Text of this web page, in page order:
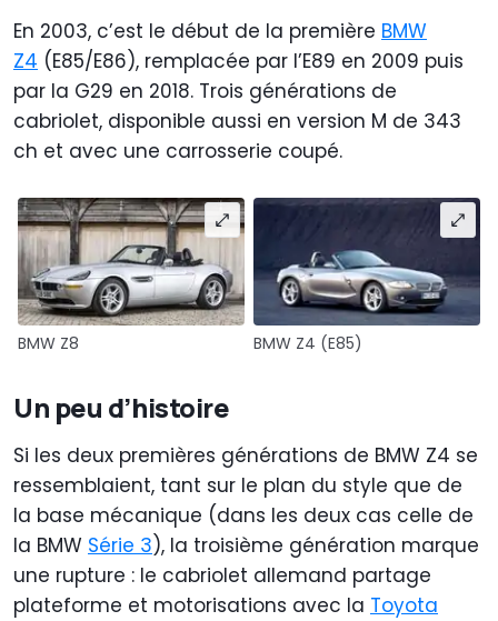
En 2003, c’est le début de la première BMW
Z4 (E85/E86), remplacée par l’E89 en 2009 puis
par la G29 en 2018. Trois générations de
cabriolet, disponible aussi en version M de 343
ch et avec une carrosserie coupé.
BMW Z8 BMW Z4 (E85)
Un peu d’histoire
Si les deux premières générations de BMW Z4 se
ressemblaient, tant sur le plan du style que de
la base mécanique (dans les deux cas celle de
la BMW Série 3), la troisième génération marque
une rupture : le cabriolet allemand partage
plateforme et motorisations avec la Toyota